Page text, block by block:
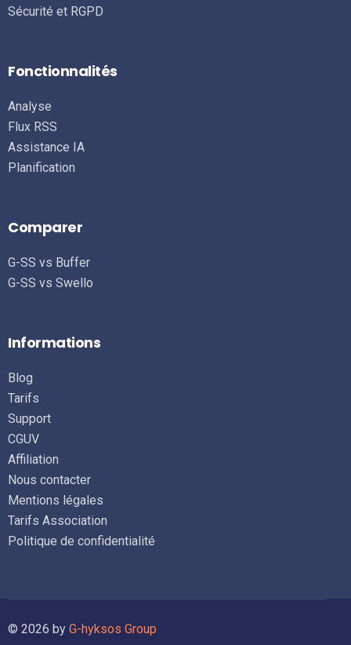
Sécurité et RGPD
Fonctionnalités
Analyse
Flux RSS
Assistance IA
Planification
Comparer
G-SS vs Buffer
G-SS vs Swello
Informations
Blog
Tarifs
Support
CGUV
Affiliation
Nous contacter
Mentions légales
Tarifs Association
Politique de confidentialité
© 2026 by G-hyksos Group